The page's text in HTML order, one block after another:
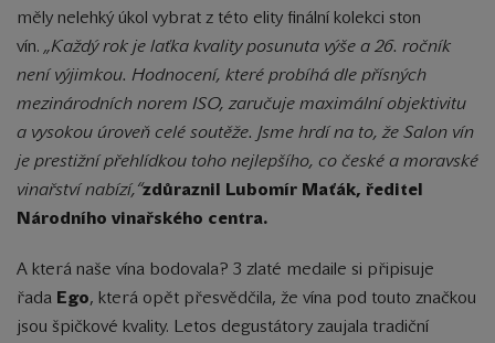
měly nelehký úkol vybrat z této elity finální kolekci ston
vín. „Každý rok je laťka kvality posunuta výše a 26. ročník
není výjimkou. Hodnocení, které probíhá dle přísných
mezinárodních norem ISO, zaručuje maximální objektivitu
a vysokou úroveň celé soutěže. Jsme hrdí na to, že Salon vín
je prestižní přehlídkou toho nejlepšího, co české a moravské
vinařství nabízí,“zdůraznil Lubomír Maťák, ředitel
Národního vinařského centra.
A která naše vína bodovala? 3 zlaté medaile si připisuje
řada Ego, která opět přesvědčila, že vína pod touto značkou
jsou špičkové kvality. Letos degustátory zaujala tradiční